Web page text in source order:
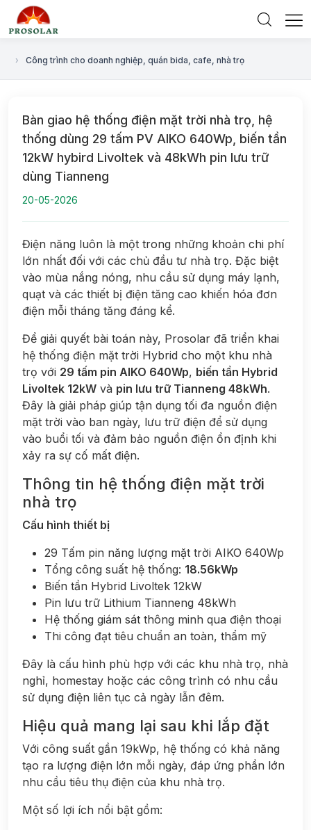
› Công trình cho doanh nghiệp, quán bida, cafe, nhà trọ
Bàn giao hệ thống điện mặt trời nhà trọ, hệ
thống dùng 29 tấm PV AIKO 640Wp, biến tần
12kW hybird Livoltek và 48kWh pin lưu trữ
dùng Tianneng
20-05-2026
Điện năng luôn là một trong những khoản chi phí
lớn nhất đối với các chủ đầu tư nhà trọ. Đặc biệt
vào mùa nắng nóng, nhu cầu sử dụng máy lạnh,
quạt và các thiết bị điện tăng cao khiến hóa đơn
điện mỗi tháng tăng đáng kể.
Để giải quyết bài toán này, Prosolar đã triển khai
hệ thống điện mặt trời Hybrid cho một khu nhà
trọ với 29 tấm pin AIKO 640Wp, biến tần Hybrid
Livoltek 12kW và pin lưu trữ Tianneng 48kWh.
Đây là giải pháp giúp tận dụng tối đa nguồn điện
mặt trời vào ban ngày, lưu trữ điện để sử dụng
vào buổi tối và đảm bảo nguồn điện ổn định khi
xảy ra sự cố mất điện.
Thông tin hệ thống điện mặt trời
nhà trọ
Cấu hình thiết bị
29 Tấm pin năng lượng mặt trời AIKO 640Wp
Tổng công suất hệ thống: 18.56kWp
Biến tần Hybrid Livoltek 12kW
Pin lưu trữ Lithium Tianneng 48kWh
Hệ thống giám sát thông minh qua điện thoại
Thi công đạt tiêu chuẩn an toàn, thẩm mỹ
Đây là cấu hình phù hợp với các khu nhà trọ, nhà
nghỉ, homestay hoặc các công trình có nhu cầu
sử dụng điện liên tục cả ngày lẫn đêm.
Hiệu quả mang lại sau khi lắp đặt
Với công suất gần 19kWp, hệ thống có khả năng
tạo ra lượng điện lớn mỗi ngày, đáp ứng phần lớn
nhu cầu tiêu thụ điện của khu nhà trọ.
Một số lợi ích nổi bật gồm: